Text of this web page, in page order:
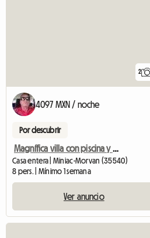
2
4097 MXN / noche
Por descubrir
Magnífica villa con piscina y cascada en alquiler
Casa entera | Miniac-Morvan (35540)
8 pers. | Mínimo 1 semana
Ver anuncio